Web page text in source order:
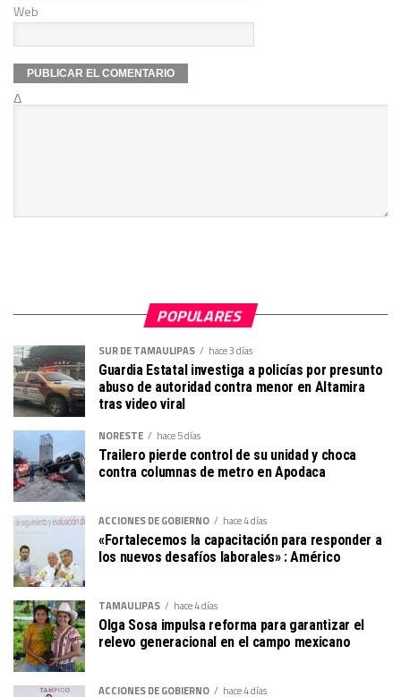
Web
Δ
POPULARES
SUR DE TAMAULIPAS hace 3 días
Guardia Estatal investiga a policías por presunto
abuso de autoridad contra menor en Altamira
tras video viral
NORESTE hace 5 días
Trailero pierde control de su unidad y choca
contra columnas de metro en Apodaca
ACCIONES DE GOBIERNO hace 4 días
«Fortalecemos la capacitación para responder a
los nuevos desafíos laborales» : Américo
TAMAULIPAS hace 4 días
Olga Sosa impulsa reforma para garantizar el
relevo generacional en el campo mexicano
ACCIONES DE GOBIERNO hace 4 días